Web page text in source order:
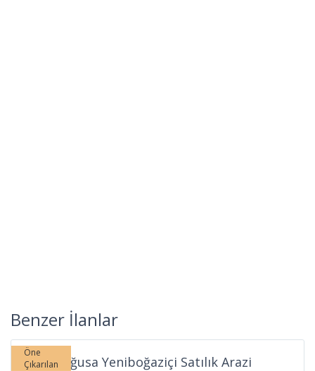
Benzer İlanlar
Gazimağusa
Öne
Çıkarılan
Gazimağusa Yeniboğaziçi Satılık Arazi